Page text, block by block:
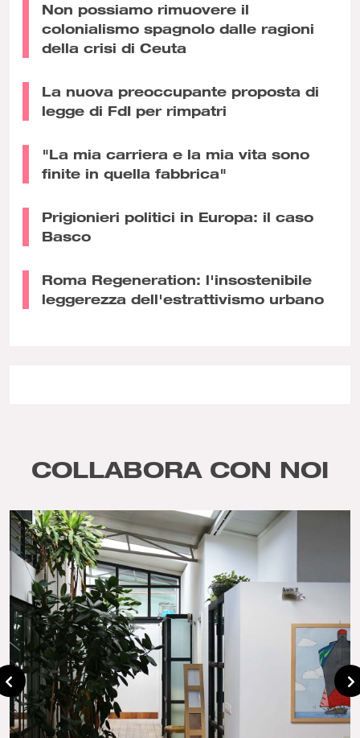
Non possiamo rimuovere il
colonialismo spagnolo dalle ragioni
della crisi di Ceuta
La nuova preoccupante proposta di
legge di FdI per rimpatri
"La mia carriera e la mia vita sono
finite in quella fabbrica"
Prigionieri politici in Europa: il caso
Basco
Roma Regeneration: l'insostenibile
leggerezza dell'estrattivismo urbano
COLLABORA CON NOI